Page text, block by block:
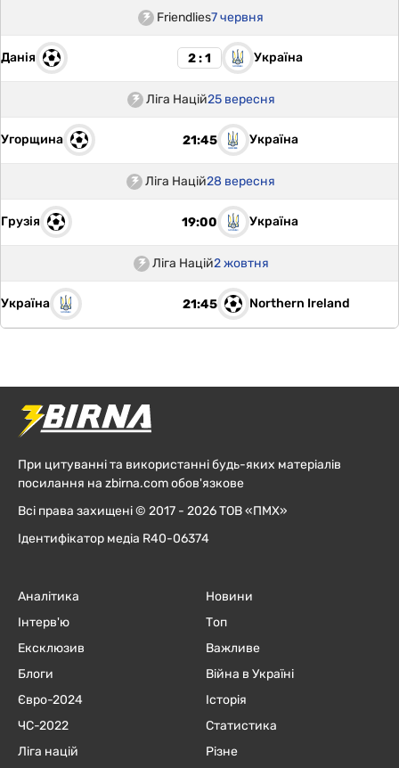
Friendlies7 червня
Данія 2 : 1 Україна
Ліга Націй25 вересня
Угорщина 21:45 Україна
Ліга Націй28 вересня
Грузія 19:00 Україна
Ліга Націй2 жовтня
Україна 21:45 Northern Ireland
При цитуванні та використанні будь-яких матеріалів
посилання на zbirna.com обов'язкове
Всі права захищені © 2017 - 2026 ТОВ «ПМХ»
Ідентифікатор медіа R40-06374
Аналітика
Інтерв'ю
Ексклюзив
Блоги
Євро-2024
ЧC-2022
Ліга націй
Новини
Топ
Важливе
Війна в Україні
Історія
Статистика
Різне